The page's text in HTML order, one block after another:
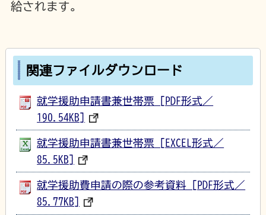
給されます。
関連ファイルダウンロード
就学援助申請書兼世帯票 [PDF形式／
190.54KB]
就学援助申請書兼世帯票 [EXCEL形式／
85.5KB]
就学援助費申請の際の参考資料 [PDF形式／
85.77KB]